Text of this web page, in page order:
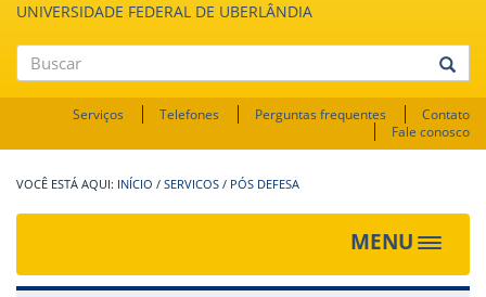
UNIVERSIDADE FEDERAL DE UBERLÂNDIA
Buscar
Serviços Telefones Perguntas frequentes
Contato
Fale conosco
INÍCIO / SERVICOS / PÓS DEFESA
MENU
Toggle